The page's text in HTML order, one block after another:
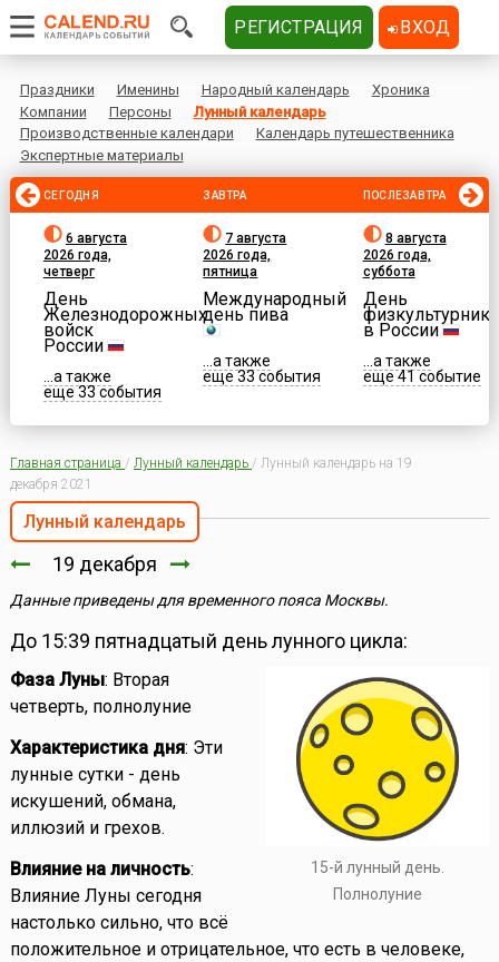
Праздники Именины Народный календарь
Хроника
Компании
Персоны
Лунный календарь
Производственные календари
Календарь путешественника
Экспертные материалы
СЕГОДНЯ
6 августа
2026 года,
четверг
День
Железнодорожных
войск
России
...а также
еще 33 события
ЗАВТРА
7 августа
2026 года,
пятница
Международный
день пива
...а также
еще 33 события
ПОСЛЕЗАВТРА
8 августа
2026 года,
суббота
День
физкультурника
в России
...а также
еще 41 событие
Главная страница / Лунный календарь / Лунный календарь на 19
декабря 2021
Лунный календарь
19 декабря
Данные приведены для временного пояса Москвы.
До 15:39 пятнадцатый день лунного цикла:
15-й лунный день.
Полнолуние
Фаза Луны: Вторая
четверть, полнолуние
Характеристика дня: Эти
лунные сутки - день
искушений, обмана,
иллюзий и грехов.
Влияние на личность:
Влияние Луны сегодня
настолько сильно, что всё
положительное и отрицательное, что есть в человеке,
РЕГИСТРАЦИЯ ВХОД